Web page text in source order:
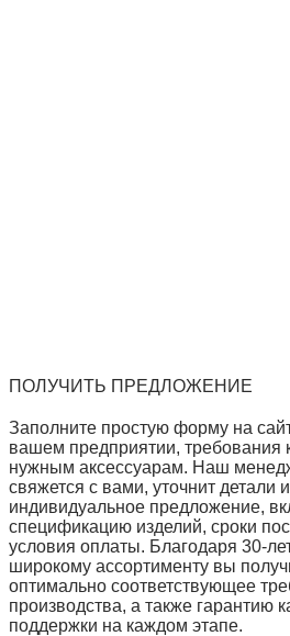
ПОЛУЧИТЬ ПРЕДЛОЖЕНИЕ
Заполните простую форму на
вашем предприятии, требования
нужным аксессуарам. Наш
свяжется с вами, уточнит детали
индивидуальное предложение,
спецификацию изделий, сроки
условия оплаты. Благодаря
широкому ассортименту вы
оптимально соответствующее
производства, а также гарантию
поддержки на каждом этапе.